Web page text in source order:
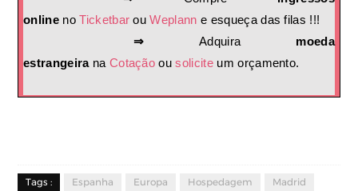
onlinenoTicketbar ouWeplann e esqueça das filas !!!
⇒ Adquira moeda
estrangeirana Cotação ousoliciteum orçamento.
Tags : Espanha Europa Hospedagem Madrid